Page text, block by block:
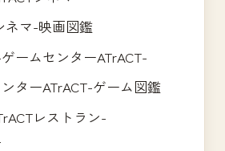
ネマ-映画図鑑
ームセンターATrACT-
ターATrACT-ゲーム図鑑
レストラン-